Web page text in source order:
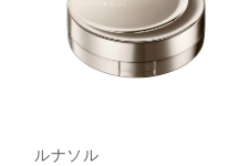
ルナソル